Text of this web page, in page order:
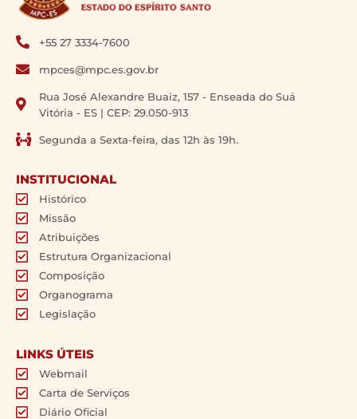
+55 27 3334-7600
mpces@mpc.es.gov.br
Rua José Alexandre Buaiz, 157 - Enseada do Suá
Vitória - ES | CEP: 29.050-913
Segunda a Sexta-feira, das 12h às 19h.
INSTITUCIONAL
Histórico
Missão
Atribuições
Estrutura Organizacional
Composição
Organograma
Legislação
LINKS ÚTEIS
Webmail
Carta de Serviços
Diário Oficial